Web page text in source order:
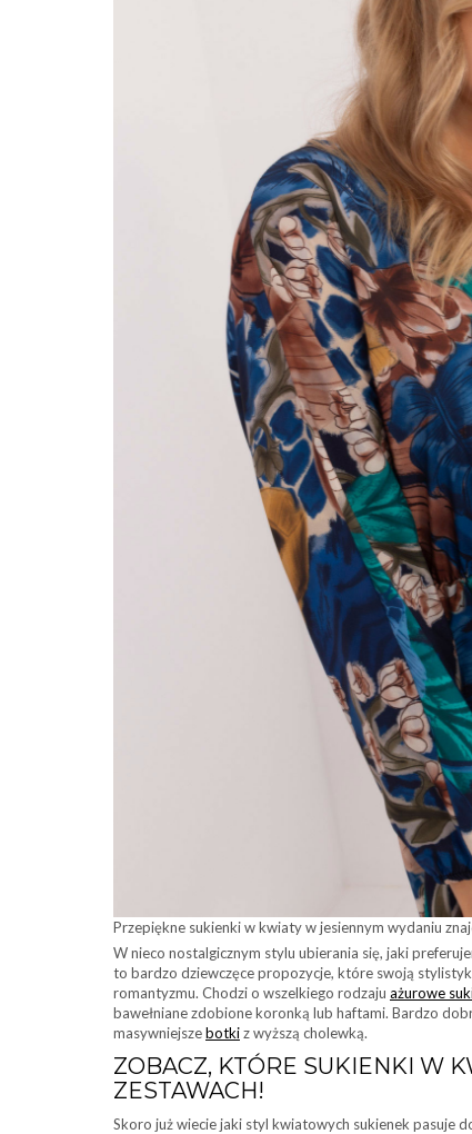
Przepiękne sukienki w kwiaty w jesiennym wydaniu
W nieco nostalgicznym stylu ubierania się, jaki
to bardzo dziewczęce propozycje, które swoją
romantyzmu. Chodzi o wszelkiego rodzaju ażurowe
bawełniane zdobione koronką lub haftami. Bardzo
masywniejszebotkiz wyższą cholewką.
ZOBACZ, KTÓRE SUKIENKI W
ZESTAWACH!
Skoro już wiecie jaki styl kwiatowych sukienek pasuje